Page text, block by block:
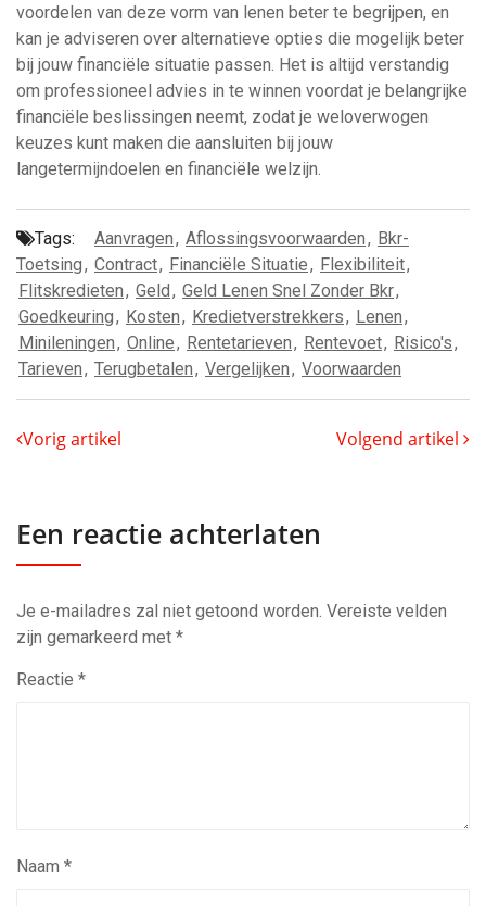
voordelen van deze vorm van lenen beter te begrijpen, en
kan je adviseren over alternatieve opties die mogelijk beter
bij jouw financiële situatie passen. Het is altijd verstandig
om professioneel advies in te winnen voordat je belangrijke
financiële beslissingen neemt, zodat je weloverwogen
keuzes kunt maken die aansluiten bij jouw
langetermijndoelen en financiële welzijn.
Tags: Aanvragen, Aflossingsvoorwaarden, Bkr-
Toetsing, Contract, Financiële Situatie, Flexibiliteit,
Flitskredieten, Geld, Geld Lenen Snel Zonder Bkr,
Goedkeuring, Kosten, Kredietverstrekkers, Lenen,
Minileningen, Online, Rentetarieven, Rentevoet, Risico's,
Tarieven, Terugbetalen, Vergelijken, Voorwaarden
Vorig artikel Volgend artikel
Een reactie achterlaten
Je e-mailadres zal niet getoond worden. Vereiste velden
zijn gemarkeerd met *
Reactie *
Naam *